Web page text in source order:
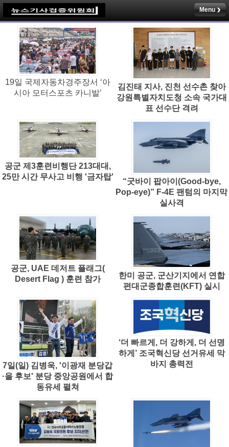
Menu
19일 국제자동차경주장서 ‘아
시아 모터스포츠 카니발’
김진태 지사, 진천 선수촌 찾아
강원특별자치도청 소속 국가대
표 선수단 격려
공군 제3훈련비행단 213대대,
25만 시간 무사고 비행 '금자탑'
“굿바이 팝아이(Good-bye,
Pop-eye)” F-4E 팬텀의 마지막
실사격
공군, UAE 데저트 플래그(
Desert Flag ) 훈련 참가
한미 공군, 군산기지에서 연합
편대군종합훈련(KFT) 실시
7일(일) 김병욱, '이광재 분당갑
·을 후보' 분당 중앙공원에서 합
동유세 펼쳐
‘더 빠르게, 더 강하게, 더 선명
하게’ 조국혁신당 선거유세 막
바지 총력전